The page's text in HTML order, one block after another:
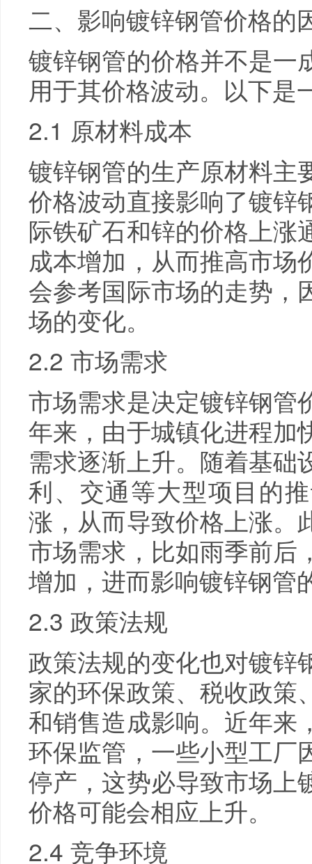
二、影响镀锌钢管价格的
镀锌钢管的价格并不是一
用于其价格波动。以下是
2.1 原材料成本
镀锌钢管的生产原材料主
价格波动直接影响了镀锌
际铁矿石和锌的价格上涨
成本增加，从而推高市场
会参考国际市场的走势，
场的变化。
2.2 市场需求
市场需求是决定镀锌钢管
年来，由于城镇化进程加
需求逐渐上升。随着基础
利、交通等大型项目的
涨，从而导致价格上涨。
市场需求，比如雨季前后
增加，进而影响镀锌钢管
2.3 政策法规
政策法规的变化也对镀锌
家的环保政策、税收政策
和销售造成影响。近年来
环保监管，一些小型工厂
停产，这势必导致市场上
价格可能会相应上升。
2.4 竞争环境